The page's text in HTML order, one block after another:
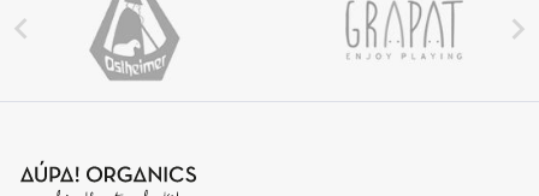
 